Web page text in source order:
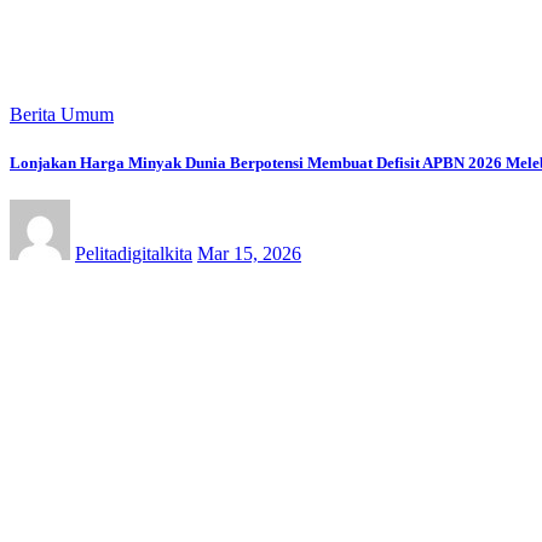
Berita Umum
Lonjakan Harga Minyak Dunia Berpotensi Membuat Defisit APBN 2026
Pelitadigitalkita Mar 15, 2026